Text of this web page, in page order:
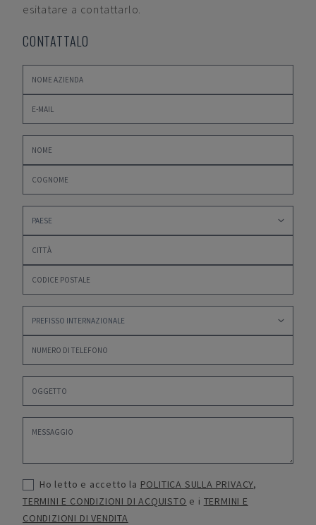
esitatare a contattarlo.
CONTATTALO
Ho letto e accetto la POLITICA SULLA PRIVACY,
TERMINI E CONDIZIONI DI ACQUISTO e i TERMINI E
CONDIZIONI DI VENDITA